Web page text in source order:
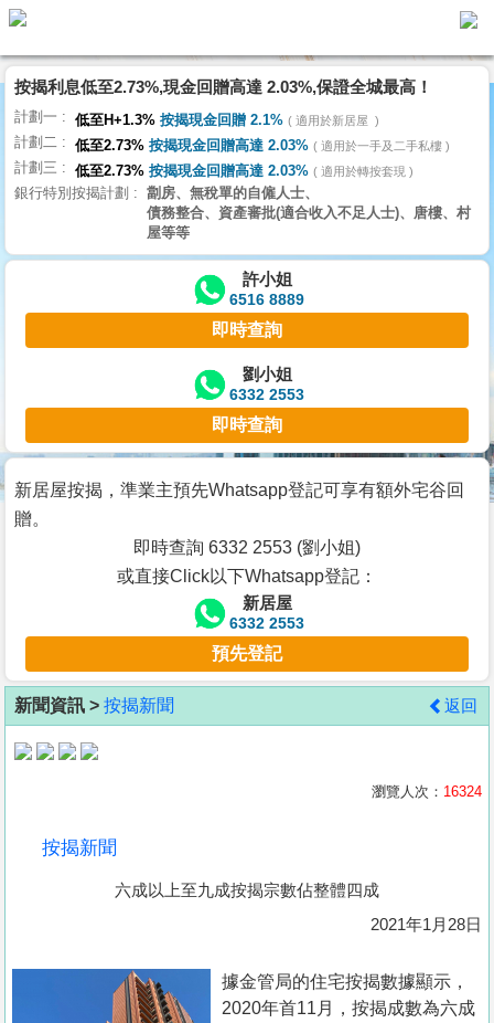
代
理
主
頁
搵
樓/
交
業
主
宅
谷
按
客
地
產
按揭利息低至2.73%,現金回贈高達 2.03%,保證全城最高！
計劃一 低至H+1.3% 按揭現金回贈 2.1% 適用於新居屋
計劃二 低至2.73% 按揭現金回贈高達 2.03% 適用於一手及二手私樓
計劃三 低至2.73% 按揭現金回贈高達 2.03% 適用於轉按套現
銀行特別按揭計劃
劏房、無稅單的自僱人士、
債務整合、資產審批(適合收入不足人士)、唐樓、村
屋等等
許小姐
6516 8889
即時查詢
劉小姐
6332 2553
即時查詢
新居屋按揭，準業主預先Whatsapp登記可享有額外宅谷回
贈。
即時查詢 6332 2553 (劉小姐)
或直接Click以下Whatsapp登記：
新居屋
6332 2553
預先登記
新聞資訊 > 按揭新聞 返回
瀏覽人次： 16324
按揭新聞
六成以上至九成按揭宗數佔整體四成
2021年1月28日
據金管局的住宅按揭數據顯示，
2020年首11月，按揭成數為六成